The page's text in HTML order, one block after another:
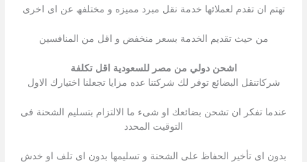
تھتم ان تقدم لعملائھا خدمة نقل مبرد ممیزه و مختلفھ عن اى اخرى
من حیث تقدیم الخدمة بسعر منخفض و اقل من المنافسین
اشحن دولي من مصر للسعودية اقل تكلفة
شركاتنقل البضائع توفر لك شركتنا عده مزایا تجعلنا اختیارك الاول
عندما تفكر ان تشحن بضائعك او شىء ما الالتزام بتسلیم الشحنة فى
التوقیت المحدد
بدون اى تأخیر الحفاظ على الشحنة و تسلیمھا بدون اى تلف او خدش